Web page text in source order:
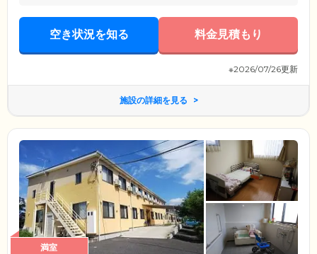
空き状況を知る 料金見積もり
※2026/07/26更新
施設の詳細を見る
満室